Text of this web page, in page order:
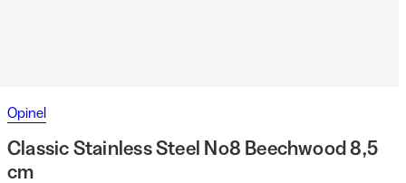
Opinel
Classic Stainless Steel No8 Beechwood 8,5
cm